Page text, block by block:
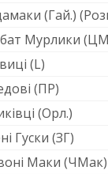
(Гай.)
Мурлики
(L)
(ПР)
(Орл.)
Гуски (ЗГ)
Маки (ЧМак)